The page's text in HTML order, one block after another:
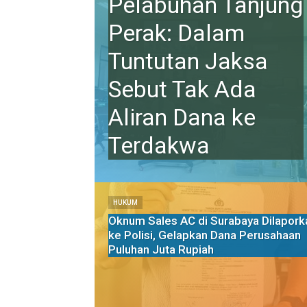
Perak: Dalam
Tuntutan Jaksa
Sebut Tak Ada
Aliran Dana ke
Terdakwa
HUKUM
Oknum Sales AC di Surabaya
ke Polisi, Gelapkan Dana Perusahaan
Puluhan Juta Rupiah